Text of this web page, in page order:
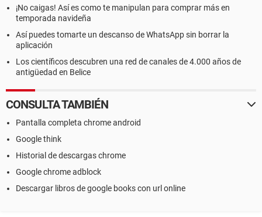
¡No caigas! Así es como te manipulan para comprar más en
temporada navideña
Así puedes tomarte un descanso de WhatsApp sin borrar la
aplicación
Los científicos descubren una red de canales de 4.000 años de
antigüedad en Belice
CONSULTA TAMBIÉN
Pantalla completa chrome android
Google think
Historial de descargas chrome
Google chrome adblock
Descargar libros de google books con url online